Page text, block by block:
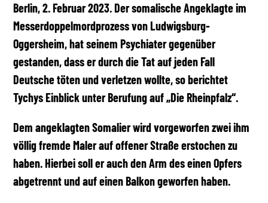
Berlin, 2. Februar 2023. Der somalische Angeklagte im
Messerdoppelmordprozess von Ludwigsburg-
Oggersheim, hat seinem Psychiater gegenüber
gestanden, dass er durch die Tat auf jeden Fall
Deutsche töten und verletzen wollte, so berichtet
Tychys Einblick unter Berufung auf „Die Rheinpfalz“.
Dem angeklagten Somalier wird vorgeworfen zwei ihm
völlig fremde Maler auf offener Straße erstochen zu
haben. Hierbei soll er auch den Arm des einen Opfers
abgetrennt und auf einen Balkon geworfen haben.